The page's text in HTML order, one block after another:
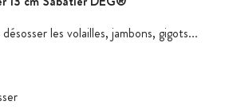
les volailles, jambons, gigots...